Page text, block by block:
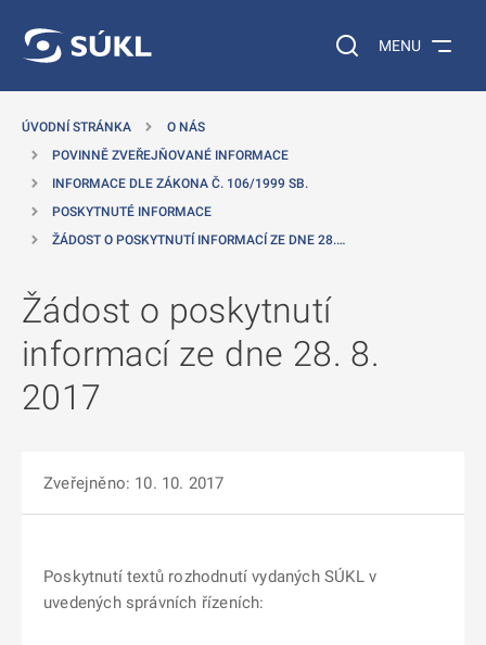
Vyhledávání na
MENU
ÚVODNÍ STRÁNKA
O NÁS
POVINNĚ ZVEŘEJŇOVANÉ INFORMACE
INFORMACE DLE ZÁKONA Č. 106/1999 SB.
POSKYTNUTÉ INFORMACE
ŽÁDOST O POSKYTNUTÍ INFORMACÍ ZE DNE 28.…
Žádost o poskytnutí
informací ze dne 28. 8.
2017
Zveřejněno: 10. 10. 2017
Poskytnutí textů rozhodnutí vydaných SÚKL v
uvedených správních řízeních: